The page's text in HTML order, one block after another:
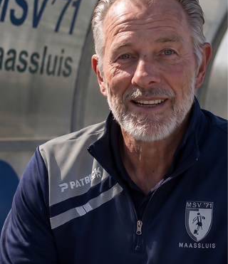
Gravenzande